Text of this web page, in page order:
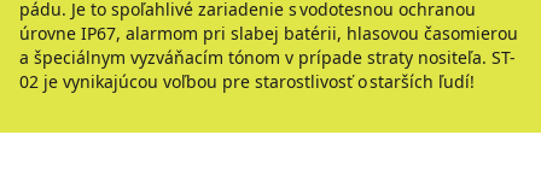
pádu. Je to spoľahlivé zariadenie s vodotesnou ochranou
úrovne IP67, alarmom pri slabej batérii, hlasovou časomierou
a špeciálnym vyzváňacím tónom v prípade straty nositeľa. ST-
02 je vynikajúcou voľbou pre starostlivosť o starších ľudí!